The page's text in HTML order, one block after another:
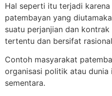
Hal seperti itu terjadi
patembayan yang
suatu perjanjian dan
tertentu dan bersifat
Contoh masyarakat
organisasi politik atau
sementara.